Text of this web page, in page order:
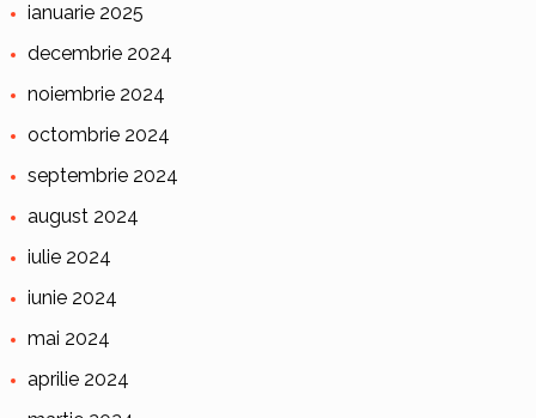
ianuarie 2025
decembrie 2024
noiembrie 2024
octombrie 2024
septembrie 2024
august 2024
iulie 2024
iunie 2024
mai 2024
aprilie 2024